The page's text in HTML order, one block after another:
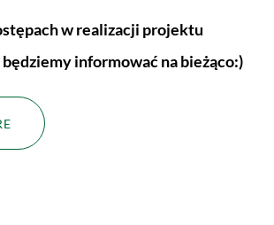
w realizacji projektu
informować na bieżąco:)